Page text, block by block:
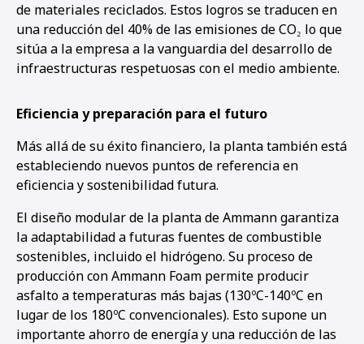
1 2345
de materiales reciclados. Estos logros se traducen en
una reducción del 40% de las emisiones de CO₂ lo que
sitúa a la empresa a la vanguardia del desarrollo de
infraestructuras respetuosas con el medio ambiente.
Eficiencia y preparación para el futuro
Más allá de su éxito financiero, la planta también está
estableciendo nuevos puntos de referencia en
eficiencia y sostenibilidad futura.
El diseño modular de la planta de Ammann garantiza
la adaptabilidad a futuras fuentes de combustible
sostenibles, incluido el hidrógeno. Su proceso de
producción con Ammann Foam permite producir
asfalto a temperaturas más bajas (130ºC-140ºC en
lugar de los 180ºC convencionales). Esto supone un
importante ahorro de energía y una reducción de las